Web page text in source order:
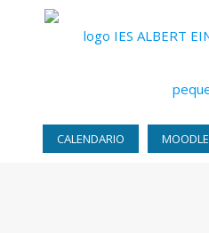
CALENDARIO MOODLE